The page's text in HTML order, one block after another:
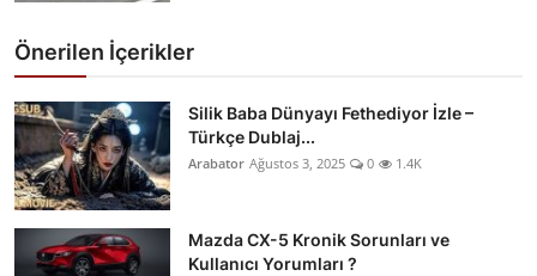
Önerilen İçerikler
Silik Baba Dünyayı Fethediyor İzle –
Türkçe Dublaj...
Arabator Ağustos 3, 2025 0 1.4K
Mazda CX-5 Kronik Sorunları ve
Kullanıcı Yorumları ?